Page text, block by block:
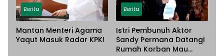
Berita
Mantan Menteri Agama
Yaqut Masuk Radar KPK!
Berita
Istri Pembunuh Aktor
Sandy Permana Datangi
Rumah Korban Mau